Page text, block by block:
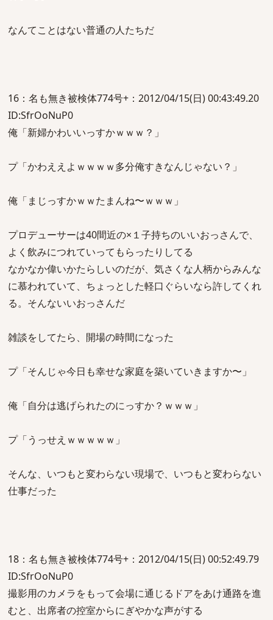
なんてことはない普通の人たちだ
16：名も無き被検体774号+：2012/04/15(日) 00:43:49.20
ID:SfrOoNuP0
俺「新婦かわいいっすかｗｗｗ？」
プ「かわええよｗｗｗｗ多分俺すきなんじゃない？」
俺「まじっすかｗｗたまんね〜ｗｗｗ」
プロデューサーは40間近の×１子持ちのいいおっさんで、
よく飲みにつれていってもらったりしてる
なかなか偉いかたらしいのだが、気さくな人柄からみんな
に慕われていて、ちょっとした軽口ぐらいなら許してくれ
る。そんないいおっさんだ
雑談をしてたら、開場の時間になった
プ「そんじゃ今日も幸せな家庭を築いていきますか〜」
俺「自分は逃げられたのにっすか？ｗｗｗ」
プ「うっせえｗｗｗｗｗ」
そんな、いつもと変わらない現場で、いつもと変わらない
仕事だった
18：名も無き被検体774号+：2012/04/15(日) 00:52:49.79
ID:SfrOoNuP0
撮影用のカメラをもって会場に通じるドアをあけ通路を進
むと、出席者の控室からにぎやかな声がする